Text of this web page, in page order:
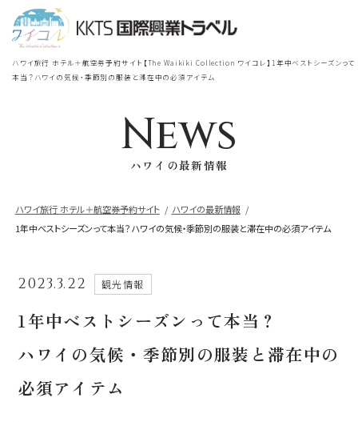
ハワイ旅行 ホテル＋航空券予約サイト【The Waikiki Collection ワイコレ】1年中ベストシーズンって
本当？ハワイの気候・季節別の服装と滞在中の必須アイテム
News
ハワイの最新情報
ハワイ旅行 ホテル＋航空券予約サイト
ハワイの最新情報
1年中ベストシーズンって本当？ハワイの気候・季節別の服装と滞在中の必須アイテム
2023.3.22 観光情報
1年中ベストシーズンって本当？
ハワイの気候・季節別の服装と滞在中の
必須アイテム
TOP
ロイヤルハワイアンラグジュアリー
モアナサーフライダー
シェラトン・プリンセスカイウラニ・ワイ
キキ・ビーチ
シェラトン・マウイ・リゾート＆スパ
宿泊 ＋ 航空券
シェラトン・ワイキキ・ビーチリ
到着地
座席クラス
出発日